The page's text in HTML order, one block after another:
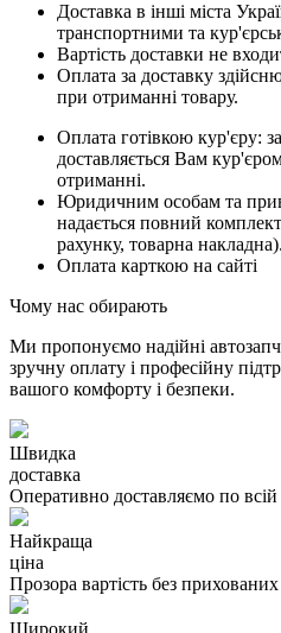
Доставка в інші міста
транспортними та
Вартість доставки не
Оплата за доставку
при отриманні товару.
Оплата готівкою кур'єру:
доставляється Вам
отриманні.
Юридичним особам та
надається повний
рахунку, товарна накладна).
Оплата карткою на сайті
Чому нас обирають
Ми пропонуємо надійні
зручну оплату і професійну
вашого комфорту і безпеки.
Швидка
доставка
Оперативно доставляємо по всій
Найкраща
ціна
Прозора вартість без